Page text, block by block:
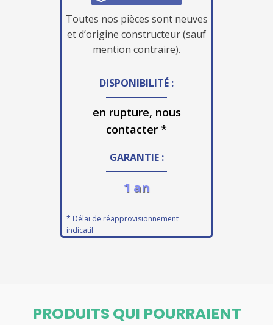
Toutes nos pièces sont neuves
et d’origine constructeur (sauf
mention contraire).
DISPONIBILITÉ :
en rupture, nous
contacter *
GARANTIE :
1 an
* Délai de réapprovisionnement
indicatif
PRODUITS QUI POURRAIENT